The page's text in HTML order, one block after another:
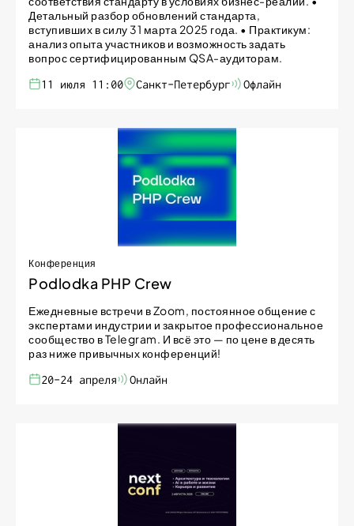
Детальный разбор обновлений стандарта,
вступивших в силу 31 марта 2025 года. • Практикум:
анализ опыта участников и возможность задать
вопрос сертифицированным QSA-аудиторам.
11 июля 11:00
Санкт-Петербург Офлайн
Конференция
Podlodka PHP Crew
Ежедневные встречи в Zoom, постоянное общение с
экспертами индустрии и закрытое профессиональное
сообщество в Telegram. И всё это — по цене в десять
раз ниже привычных конференций!
20-24 апреля
Онлайн